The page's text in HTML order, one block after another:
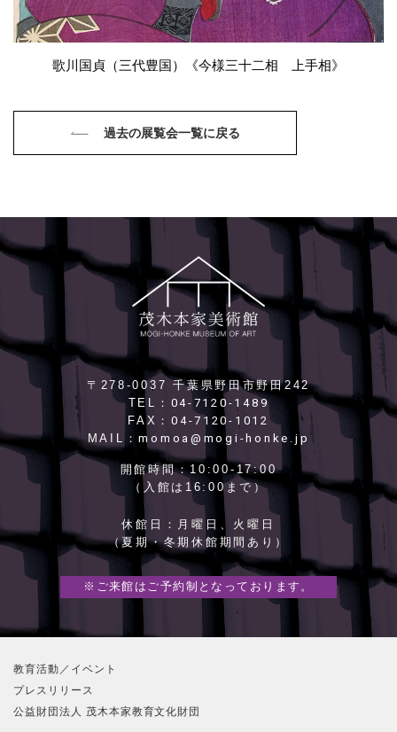
歌川国貞（三代豊国）《今様三十二相 上手相》
過去の展覧会一覧に戻る
〒278-0037 千葉県野田市野田242
TEL： 04-7120-1489
FAX：04-7120-1012
MAIL：momoa@mogi-honke.jp
開館時間： 10:00-17:00
（入館は16:00まで）
休館日：
月曜日、火曜日
（夏期・冬期休館期間あり）
※ご来館はご予約制となっております。
教育活動／イベント
プレスリリース
公益財団法人 茂木本家教育文化財団